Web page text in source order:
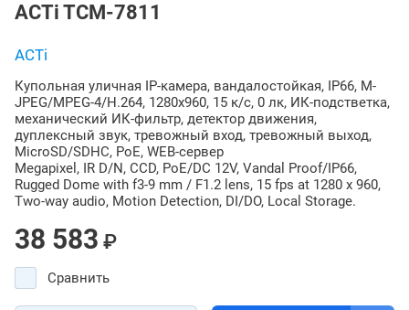
ACTi TCM-7811
ACTi
Купольная уличная IP-камера, вандалостойкая, IP66, M-
JPEG/MPEG-4/H.264, 1280x960, 15 к/с, 0 лк, ИК-подстветка,
механический ИК-фильтр, детектор движения,
дуплексный звук, тревожный вход, тревожный выход,
MicroSD/SDHC, PoE, WEB-сервер
Megapixel, IR D/N, CCD, PoE/DC 12V, Vandal Proof/IP66,
Rugged Dome with f3-9 mm / F1.2 lens, 15 fps at 1280 x 960,
Two-way audio, Motion Detection, DI/DO, Local Storage.
38 583 ₽
Сравнить